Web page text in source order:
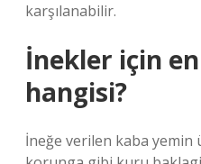
karşılanabilir.
İnekler için
hangisi?
İneğe verilen kaba yemin